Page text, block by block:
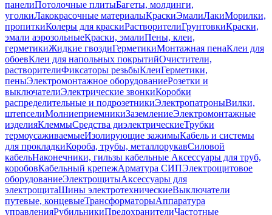
панелиПотолочные плитыБагеты, молдинги,
уголкиЛакокрасочные материалыКраскиЭмалиЛакиМорилки,
пропиткиКолеры для краскиРастворителиГрунтовкиКраски,
эмали аэрозольныеКраски, эмалиПены, клеи,
герметикиЖидкие гвоздиГерметикиМонтажная пенаКлеи для
обоевКлеи для напольных покрытийОчистители,
растворителиФиксаторы резьбыКлеиГерметики,
пеныЭлектромонтажное оборудованиеРозетки и
выключателиЭлектрические звонкиКоробки
распределительные и подрозетникиЭлектропатроныВилки,
штепселиМолниеприемникиЗаземлениеЭлектромонтажные
изделияКлеммыСредства диэлектрическиеТрубки
термоусаживаемыеИзолирующие зажимыКабель и системы
для прокладкиКороба, трубы, металлорукавСиловой
кабельНаконечники, гильзы кабельные Аксессуары для труб,
коробовКабельный крепежАрматура СИПЭлектрощитовое
оборудованиеЭлектрощитыАксессуары для
электрощитаШины электротехническиеВыключатели
путевые, концевыеТрансформаторыАппаратура
управленияРубильникиПредохранителиЧастотные